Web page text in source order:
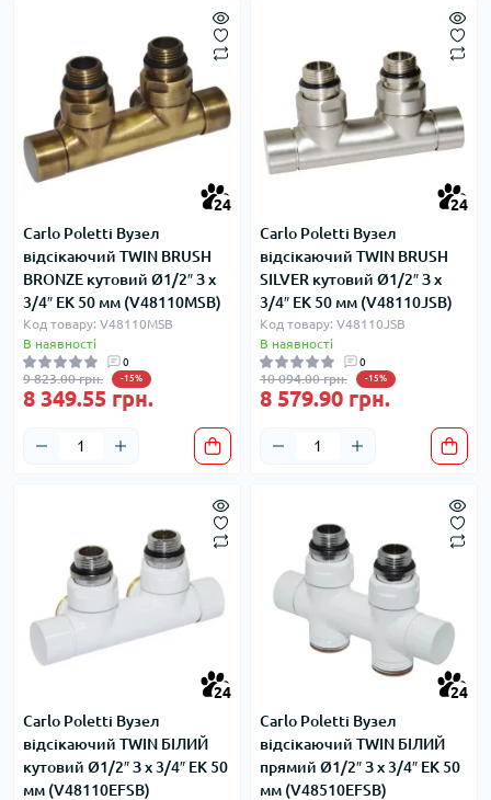
24
Carlo Poletti Вузел
відсікаючий TWIN BRUSH
BRONZE кутовий Ø1/2″ З x
3/4″ EK 50 мм (V48110MSB)
Код товару: V48110MSB
В наявності
0
9 823.00 грн. -15%
8 349.55 грн.
24
Carlo Poletti Вузел
відсікаючий TWIN BRUSH
SILVER кутовий Ø1/2″ З x
3/4″ EK 50 мм (V48110JSB)
Код товару: V48110JSB
В наявності
0
10 094.00 грн. -15%
8 579.90 грн.
24
Carlo Poletti Вузел
відсікаючий TWIN БІЛИЙ
кутовий Ø1/2″ З x 3/4″ EK 50
мм (V48110EFSB)
24
Carlo Poletti Вузел
відсікаючий TWIN БІЛИЙ
прямий Ø1/2″ З x 3/4″ EK 50
мм (V48510EFSB)